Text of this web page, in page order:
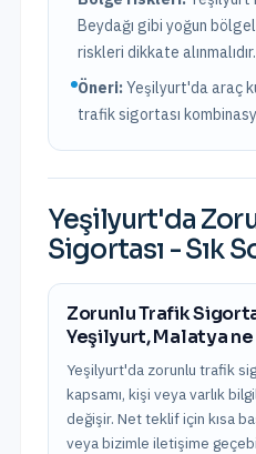
Beydağı gibi yoğun
riskleri dikkate alınmalıdır.
Öneri:Yeşilyurt'da araç
trafik sigortası
Yeşilyurt'da
Sigortası - Sık
Zorunlu Trafik
Yeşilyurt, Malatya ne
Yeşilyurt'da zorunlu trafik
kapsamı, kişi veya varlık
değişir. Net teklif için kısa
veya bizimle iletişime